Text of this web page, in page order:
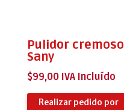
Pulidor cremoso
Sany
$99,00 IVA Incluído
Realizar pedido por